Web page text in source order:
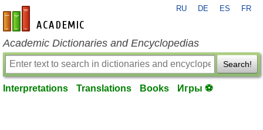
en-academic.com
RU DE ES FR
Academic Dictionaries and Encyclopedias
Search!
Interpretations Translations Books Игры ⚽